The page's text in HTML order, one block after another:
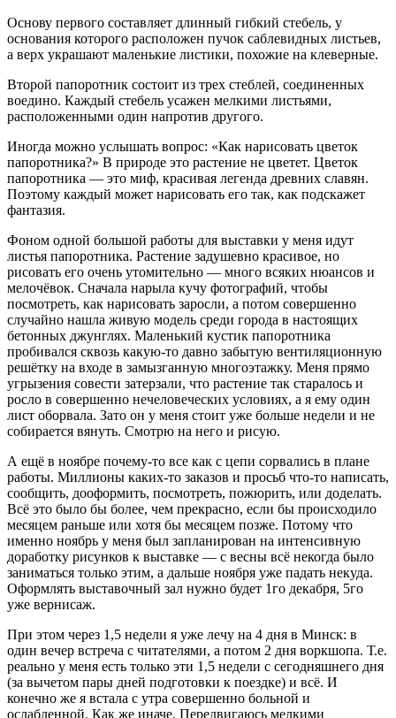
Основу первого составляет длинный гибкий стебель, у
основания которого расположен пучок саблевидных листьев,
а верх украшают маленькие листики, похожие на клеверные.
Второй папоротник состоит из трех стеблей, соединенных
воедино. Каждый стебель усажен мелкими листьями,
расположенными один напротив другого.
Иногда можно услышать вопрос: «Как нарисовать цветок
папоротника?» В природе это растение не цветет. Цветок
папоротника — это миф, красивая легенда древних славян.
Поэтому каждый может нарисовать его так, как подскажет
фантазия.
Фоном одной большой работы для выставки у меня идут
листья папоротника. Растение задушевно красивое, но
рисовать его очень утомительно — много всяких нюансов и
мелочёвок. Сначала нарыла кучу фотографий, чтобы
посмотреть, как нарисовать заросли, а потом совершенно
случайно нашла живую модель среди города в настоящих
бетонных джунглях. Маленький кустик папоротника
пробивался сквозь какую-то давно забытую вентиляционную
решётку на входе в замызганную многоэтажку. Меня прямо
угрызения совести затерзали, что растение так старалось и
росло в совершенно нечеловеческих условиях, а я ему один
лист оборвала. Зато он у меня стоит уже больше недели и не
собирается вянуть. Смотрю на него и рисую.
А ещё в ноябре почему-то все как с цепи сорвались в плане
работы. Миллионы каких-то заказов и просьб что-то написать,
сообщить, дооформить, посмотреть, пожюрить, или доделать.
Всё это было бы более, чем прекрасно, если бы происходило
месяцем раньше или хотя бы месяцем позже. Потому что
именно ноябрь у меня был запланирован на интенсивную
доработку рисунков к выставке — с весны всё некогда было
заниматься только этим, а дальше ноября уже падать некуда.
Оформлять выставочный зал нужно будет 1го декабря, 5го
уже вернисаж.
При этом через 1,5 недели я уже лечу на 4 дня в Минск: в
один вечер встреча с читателями, а потом 2 дня воркшопа. Т.е.
реально у меня есть только эти 1,5 недели с сегодняшнего дня
(за вычетом пары дней подготовки к поездке) и всё. И
конечно же я встала с утра совершенно больной и
ослабленной. Как же иначе. Передвигаюсь мелкими